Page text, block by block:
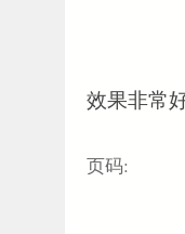
效果非常
页码: